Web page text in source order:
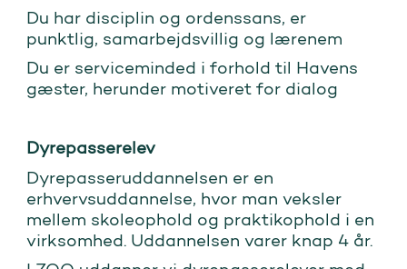
Du har disciplin og ordenssans, er
punktlig, samarbejdsvillig og lærenem
Du er serviceminded i forhold til Havens
gæster, herunder motiveret for dialog
Dyrepasserelev
Dyrepasseruddannelsen er en
erhvervsuddannelse, hvor man veksler
mellem skoleophold og praktikophold i en
virksomhed. Uddannelsen varer knap 4 år.